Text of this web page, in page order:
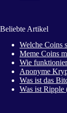
Beliebte Artikel
Welche Coins
Meme Coins
Wie
Anonyme
Was ist das
Was ist Ripple